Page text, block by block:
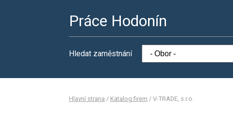
Práce Hodonín
Hledat zaměstnání
Hlavní strana / Katalog firem / V-TRADE, s.r.o.